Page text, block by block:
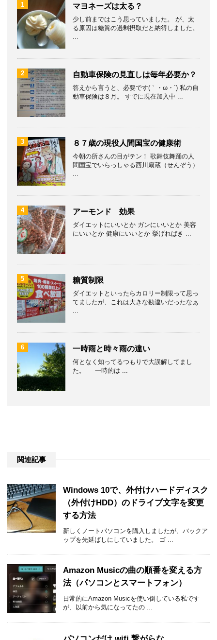
1 マヨネーズは太る？
少し前まではこう思っていました。 が、太
る原因は糖質の過剰摂取だと納得しました。
...
2 自動車保険の見直しは毎年必要か？
答えから言うと、必要です(｀・ω・´) 私の自
動車保険は８月。 すでに現在加入中 ...
3 ８７歳の現役人間国宝の健康術
今朝の所さんの目がテン！ 歌舞伎舞踊の人
間国宝でいらっしゃる西川扇蔵（せんぞう）
...
4 アーモンド 効果
ダイエットにいいとか ガンにいいとか 美容
にいいとか 健康にいいとか 挙げればき ...
5 糖質制限
ダイエットといったらカロリー制限って思っ
てましたが、これは大きな勘違いだったなぁ
...
6 一時雨と時々雨の違い
何となく知ってるつもりで大誤解してまし
た。 一時的は ...
関連記事
Windows 10で、外付けハードディスク
（外付けHDD）のドライブ文字を変更
する方法
新しくノートパソコンを購入しましたが、バックア
ップを先延ばしにしていました。 ゴ ...
Amazon Musicの曲の順番を変える方
法（パソコンとスマートフォン）
日常的にAmazon Musicを使い倒している私です
が、以前から気になってたの ...